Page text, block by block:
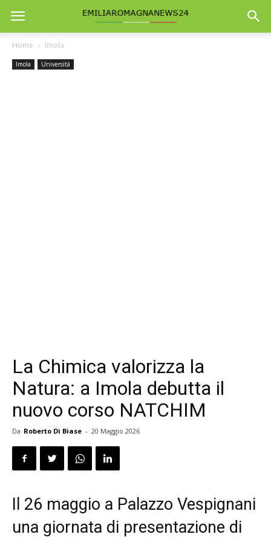
Home Imola
Imola Università
La Chimica valorizza la
Natura: a Imola debutta il
nuovo corso NATCHIM
Da Roberto Di Biase - 20 Maggio 2026
Il 26 maggio a Palazzo Vespignani
una giornata di presentazione di